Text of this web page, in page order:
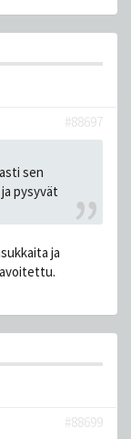
#88697
sen
pysyvät
ja
#88699